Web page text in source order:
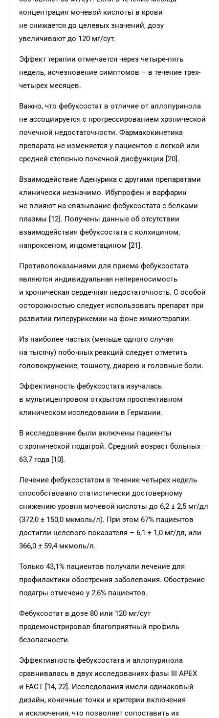
концентрация мочевой кислоты в крови
не снижается до целевых значений, дозу
увеличивают до 120 мг/сут.
Эффект терапии отмечается через четыре-пять
недель, исчезновение симптомов – в течение трех-
четырех месяцев.
Важно, что фебуксостат в отличие от аллопуринола
не ассоциируется с прогрессированием хронической
почечной недостаточности. Фармакокинетика
препарата не изменяется у пациентов с легкой или
средней степенью почечной дисфункции [20].
Взаимодействие Аденурика с другими препаратами
клинически незначимо. Ибупрофен и варфарин
не влияют на связывание фебуксостата с белками
плазмы [12]. Получены данные об отсутствии
взаимодействия фебуксостата с колхицином,
напроксеном, индометацином [21].
Противопоказаниями для приема фебуксостата
являются индивидуальная непереносимость
и хроническая сердечная недостаточность. С особой
осторожностью следует использовать препарат при
развитии гиперурикемии на фоне химиотерапии.
Из наиболее частых (меньше одного случая
на тысячу) побочных реакций следует отметить
головокружение, тошноту, диарею и головные боли.
Эффективность фебуксостата изучалась
в мультицентровом открытом проспективном
клиническом исследовании в Германии.
В исследование были включены пациенты
с хронической подагрой. Средний возраст больных –
63,7 года [10].
Лечение фебуксостатом в течение четырех недель
способствовало статистически достоверному
снижению уровня мочевой кислоты до 6,2 ± 2,5 мг/дл
(372,0 ± 150,0 мкмоль/л). При этом 67% пациентов
достигли целевого показателя – 6,1 ± 1,0 мг/дл, или
366,0 ± 59,4 мкмоль/л.
Только 43,1% пациентов получали лечение для
профилактики обострения заболевания. Обострение
подагры отмечено у 2,6% пациентов.
Фебуксостат в дозе 80 или 120 мг/сут
продемонстрировал благоприятный профиль
безопасности.
Эффективность фебуксостата и аллопуринола
сравнивалась в двух исследованиях фазы III APEX
и FACT [14, 22]. Исследования имели одинаковый
дизайн, конечные точки и критерии включения
и исключения, что позволяет сопоставить их